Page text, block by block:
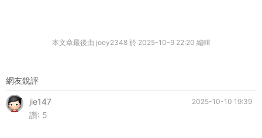
本文章最後由 joey2348 於 2025-10-9 22:20 編輯
網友銳評
2025-10-10 19:39
jie147
讚: 5